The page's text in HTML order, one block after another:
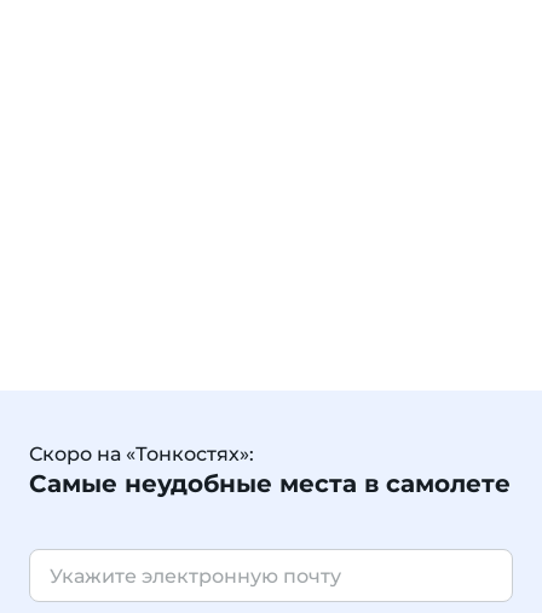
Скоро на «Тонкостях»:
Самые неудобные места в самолете